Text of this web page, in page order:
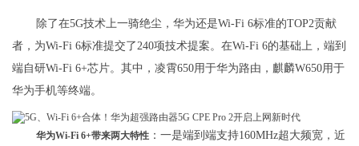
除了在5G技术上一骑绝尘，华为还是Wi-Fi 6标准的TOP2贡献
者，为Wi-Fi 6标准提交了240项技术提案。在Wi-Fi 6的基础上，端到
端自研Wi-Fi 6+芯片。其中，凌霄650用于华为路由，麒麟W650用于
华为手机等终端。
华为Wi-Fi 6+带来两大特性 ：一是端到端支持160MHz超大频宽，近